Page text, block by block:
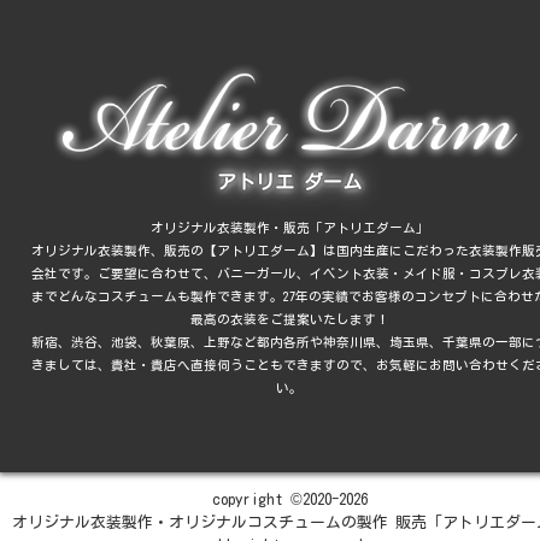
アトリエ ダーム
オリジナル衣装製作・販売「アトリエダーム」
オリジナル衣装製作、販売の【アトリエダーム】は国内生産にこだわった衣装製作販
会社です。ご要望に合わせて、バニーガール、イベント衣装・メイド服・コスプレ衣
までどんなコスチュームも製作できます。27年の実績でお客様のコンセプトに合わせ
最高の衣装をご提案いたします！
新宿、渋谷、池袋、秋葉原、上野 など都内各所や神奈川県、埼玉県、千葉県 の一部に
きましては、貴社・貴店へ直接伺うこともできますので、お気軽にお問い合わせくだ
い。
copyright ©2020-2026
オリジナル衣装製作・オリジナルコスチュームの製作 販売「アトリエダー